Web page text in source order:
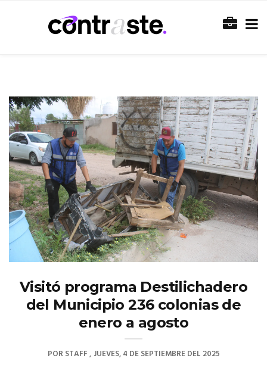
Visitó programa Destilichadero
del Municipio 236 colonias de
enero a agosto
PORSTAFF JUEVES, 4 DE SEPTIEMBRE DEL 2025